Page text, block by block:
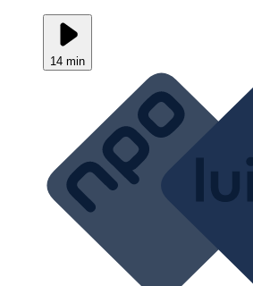
14 min